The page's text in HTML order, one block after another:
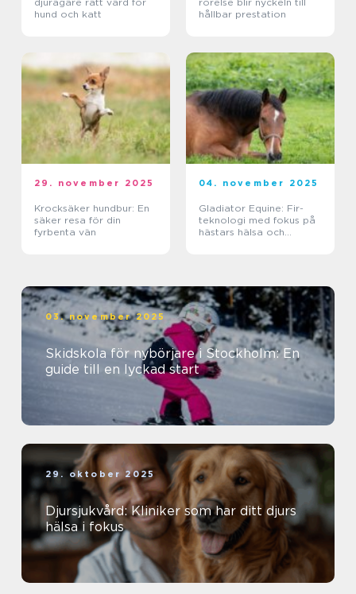
hund och katt
hållbar prestation
29. november 2025
Krocksäker hundbur: En
säker resa för din
fyrbenta vän
04. november 2025
Gladiator Equine: Fir-
teknologi med fokus på
hästars hälsa och
03. november 2025
Skidskola för nybörjare i Stockholm: En
guide till en lyckad start
29. oktober 2025
Djursjukvård: Kliniker som har ditt djurs
hälsa i fokus